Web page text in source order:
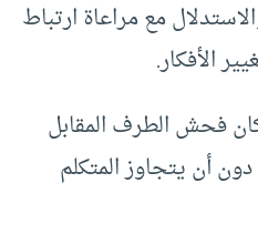
مع مراعاة ارتباط
الأفكار.
كان فحش الطرف المقابل
أن يتجاوز المتكلم